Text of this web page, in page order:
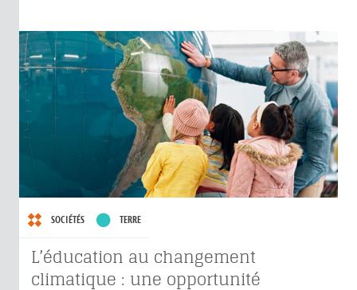
SOCIÉTÉS TERRE
L’éducation au changement
climatique : une opportunité